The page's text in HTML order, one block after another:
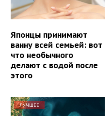
Японцы принимают
ванну всей семьей: вот
что необычного
делают с водой после
этого
ЛУЧШЕЕ